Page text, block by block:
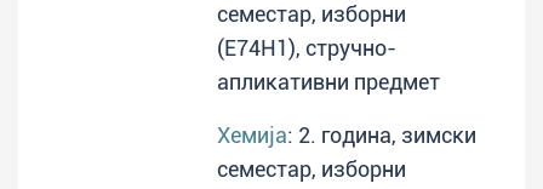
семестар, изборни
(E74H1), стручно-
апликативни предмет
Хемија: 2. година, зимски
семестар, изборни